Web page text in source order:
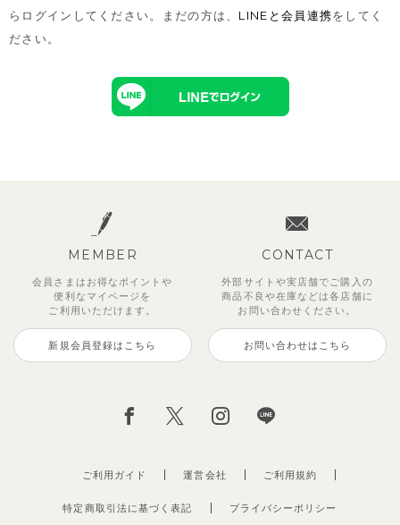
らログインしてください。まだの方は、 LINEと会員連携をしてく
ださい。
MEMBER
会員さまはお得なポイントや
便利な マイページを
ご利用いただけます。
新規会員登録はこちら
CONTACT
外部サイトや実店舗でご購入の
商品不良や在庫などは各店舗に
お問い合わせください。
お問い合わせはこちら
ご利用ガイド 運営会社
特定商取引法に基づく表記 プライバシーポリシー
ご利用規約